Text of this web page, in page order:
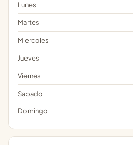
Lunes
Martes
Miercoles
Jueves
Viernes
Sabado
Domingo